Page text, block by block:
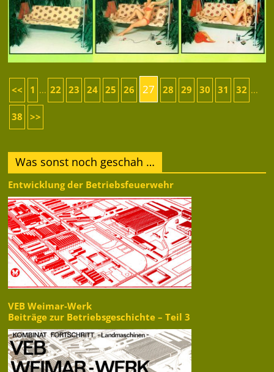
<< 1 ... 22 23 24 25 26 27 28 29 30 31 32 ...
38 >>
Was sonst noch geschah …
Entwicklung der Betriebsfeuerwehr
VEB Weimar-Werk
Beiträge zur Betriebsgeschichte – Teil 3